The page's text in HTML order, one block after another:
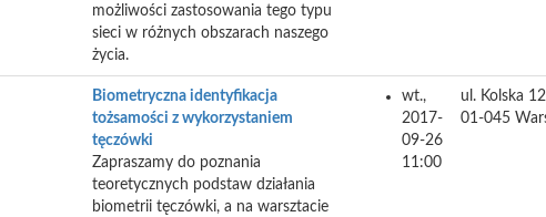
możliwości zastosowania tego typu
sieci w różnych obszarach naszego
życia.
Biometryczna identyfikacja
tożsamości z wykorzystaniem
tęczówki
Zapraszamy do poznania
teoretycznych podstaw działania
biometrii tęczówki, a na warsztacie
wt.,
2017-
09-26
11:00
ul. Kolska 12
01-045